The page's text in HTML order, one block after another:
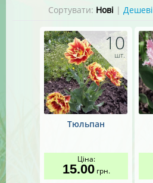
Усього4 позиції
Чагарники листяні
Усього3 позиції
Ягідні рослини
Усього3 позиції
Насіння квітів
Сортувати: Нові | Дешеві
10
шт.
Тюльпан
Ціна:
15.00грн.